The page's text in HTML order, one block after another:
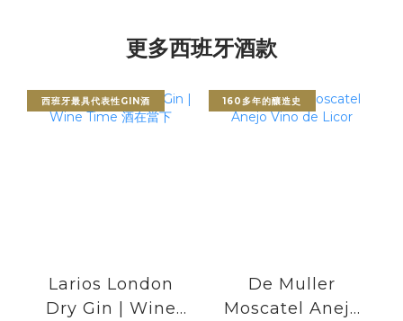
更多西班牙酒款
西班牙最具代表性GIN酒
Larios London
Dry Gin | Wine
160多年的釀造史
De Muller
Moscatel Anejo